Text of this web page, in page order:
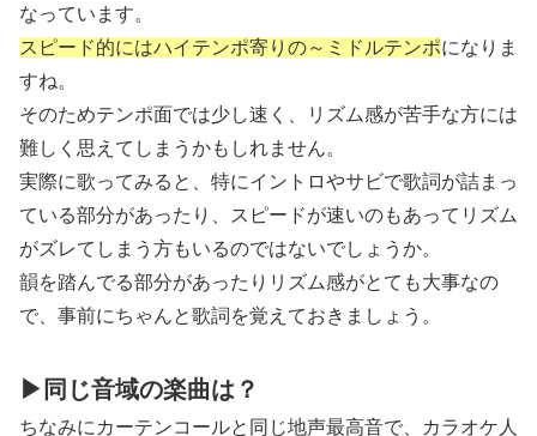
なっています。
スピード的にはハイテンポ寄りの～ミドルテンポになりま
すね。
そのためテンポ面では少し速く、リズム感が苦手な方には
難しく思えてしまうかもしれません。
実際に歌ってみると、特にイントロやサビで歌詞が詰まっ
ている部分があったり、スピードが速いのもあってリズム
がズレてしまう方もいるのではないでしょうか。
韻を踏んでる部分があったりリズム感がとても大事なの
で、事前にちゃんと歌詞を覚えておきましょう。
▶同じ音域の楽曲は？
ちなみにカーテンコールと同じ地声最高音で、カラオケ人